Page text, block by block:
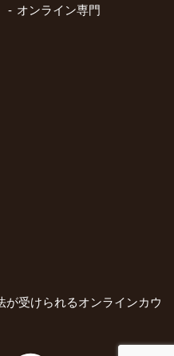
オンライン専門
受けられるオンラインカウ